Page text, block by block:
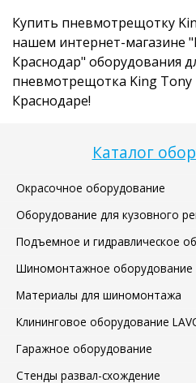
Каталог
Окрасочное оборудование
Оборудование для кузовного
Подъемное и гидравлическое
Шиномонтажное оборудование
Материалы для шиномонтажа
Клининговое оборудование
Гаражное оборудование
Стенды развал-схождение
Купить пневмотрещотку
нашем интернет-магазине
Краснодар" оборудования
пневмотрещотка King Tony
Краснодаре!